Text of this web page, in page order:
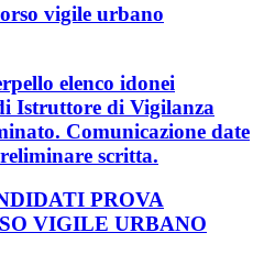
vigile urbano
elenco idonei
Istruttore di Vigilanza
Comunicazione date
scritta.
PROVA
VIGILE URBANO